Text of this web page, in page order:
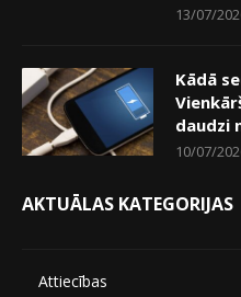
13/07/
Kādā
daudzi
10/07/
AKTUĀLAS KATEGORIJAS
Attiecības